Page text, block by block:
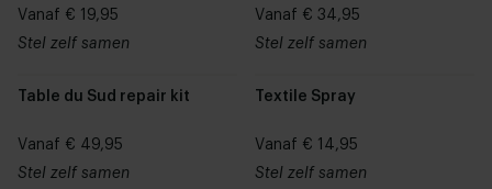
Vanaf € 19,95
Stel zelf samen
Vanaf € 34,95
Stel zelf samen
Table du Sud repair kit
Vanaf € 49,95
Stel zelf samen
Textile Spray
Vanaf € 14,95
Stel zelf samen